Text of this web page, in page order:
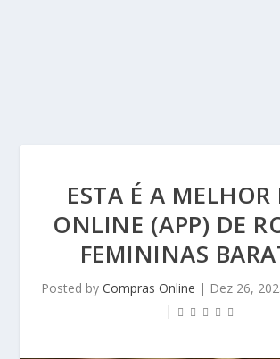
ESTA É A MELHOR
ONLINE (APP) DE
FEMININAS
Posted by Compras Online | Dez 26,
|